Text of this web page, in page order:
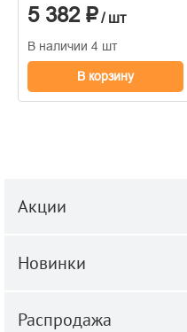
5 382 ₽/ шт
В наличии 4 шт
В корзину
Акции
Новинки
Распродажа